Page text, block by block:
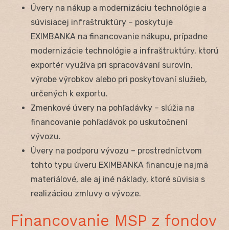
Úvery na nákup a modernizáciu technológie a
súvisiacej infraštruktúry – poskytuje
EXIMBANKA na financovanie nákupu, prípadne
modernizácie technológie a infraštruktúry, ktorú
exportér využíva pri spracovávaní surovín,
výrobe výrobkov alebo pri poskytovaní služieb,
určených k exportu.
Zmenkové úvery na pohľadávky – slúžia na
financovanie pohľadávok po uskutočnení
vývozu.
Úvery na podporu vývozu – prostredníctvom
tohto typu úveru EXIMBANKA financuje najmä
materiálové, ale aj iné náklady, ktoré súvisia s
realizáciou zmluvy o vývoze.
Financovanie MSP z fondov